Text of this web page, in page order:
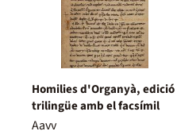
Homilies d'Organyà, edició
trilingüe amb el facsímil
Aavv